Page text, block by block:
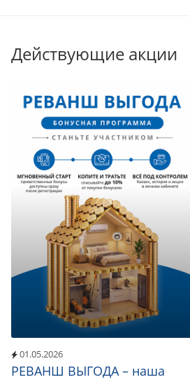
Действующие акции
01.05.2026
РЕВАНШ ВЫГОДА – наша